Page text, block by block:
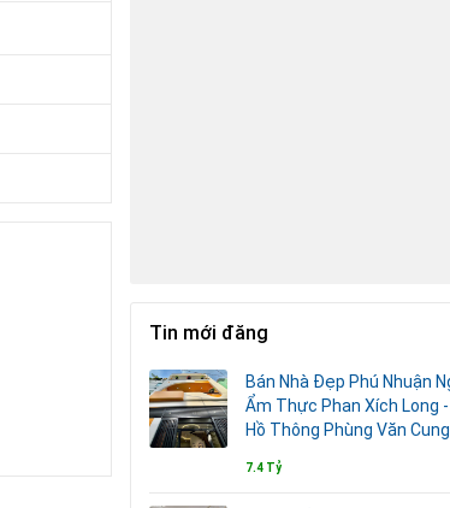
Tin mới đăng
Bán Nhà Đẹp Phú Nhuận
Ẩm Thực Phan Xích Long
Hồ Thông Phùng Văn Cung
7.4 Tỷ